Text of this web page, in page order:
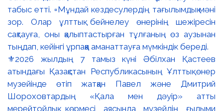
⚜️2026 жылдың 7 тамыз күні Әбілхан Қастеев
атындағы Қазақстан Республикасының Ұлттық өнер
музейінде өтіп жатқан Павел және Дмитрий
Шороховтардың «Қала мен дәуір» атты
мерейтойлық көрмесі аясында музейдің ғылыми